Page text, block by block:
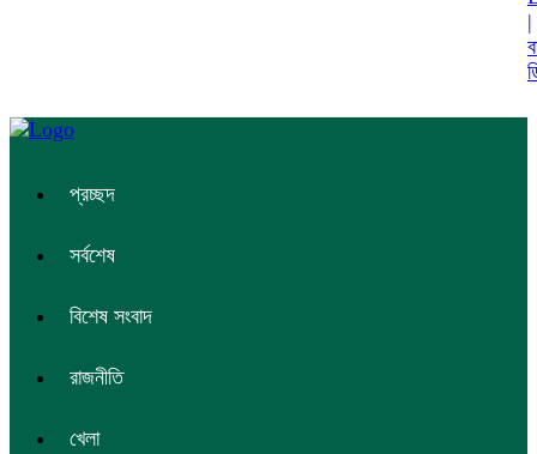
প্রচ্ছদ
সর্বশেষ
বিশেষ সংবাদ
রাজনীতি
খেলা